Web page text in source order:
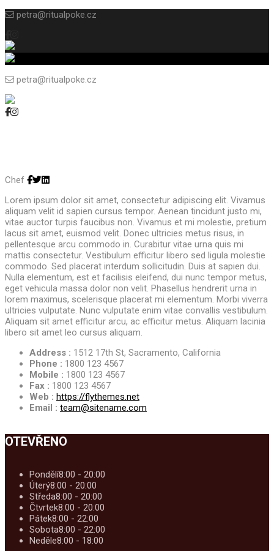
petra@ritualpoke.cz
petra@ritualpoke.cz
Chef
Lorem ipsum dolor sit amet, consectetur adipiscing elit. Vivamus
aliquam velit id sapien cursus tempor. Aenean tincidunt justo mi,
vitae auctor turpis faucibus non. Vivamus et mi molestie, pretium
lacus sit amet, euismod velit. Donec ultricies metus risus, in
pellentesque arcu commodo in. Curabitur vitae urna quis mi
mattis consectetur. Vestibulum efficitur libero sed ligula molestie
commodo. Sed placerat interdum sollicitudin. Duis at sapien dui.
Nulla elementum, est et facilisis eleifend, dui nunc tempor metus,
eget vehicula massa dolor non velit. Phasellus hendrerit urna in
lorem maximus, scelerisque placerat mi elementum. Morbi viverra
ultricies vulputate. Nunc vulputate enim vitae convallis vestibulum.
Aliquam sit amet efficitur arcu, ac efficitur metus. Aliquam lacinia
libero sit amet leo cursus aliquam.
Address : 1512 17th St, Sacramento, California
Phone : 1800 123 4567
Mobile : 1800 123 4567
Fax : 1800 123 4567
Web : https://flythemes.net
Email : team@sitename.com
OTEVŘENO
Pondělí8:00 - 20:00
Úterý8:00 - 20:00
Středa8:00 - 20:00
Čtvrtek8:00 - 20:00
Pátek8:00 - 22:00
Sobota8:00 - 22:00
Neděle8:00 - 18:00